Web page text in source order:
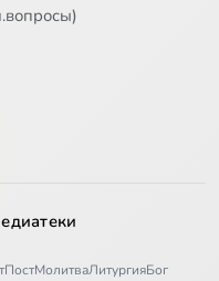
ПостМолитваЛитургияБог